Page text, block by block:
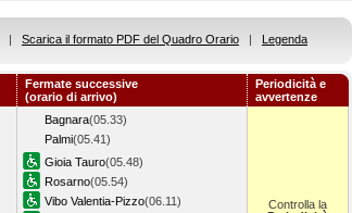
| Scarica il formato PDF del Quadro Orario | Legenda
Fermate successive
(orario di arrivo)
Periodicità e
avvertenze
Bagnara(05.33)
Palmi(05.41)
Gioia Tauro(05.48)
Rosarno(05.54)
Vibo Valentia-Pizzo(06.11)
Controlla la